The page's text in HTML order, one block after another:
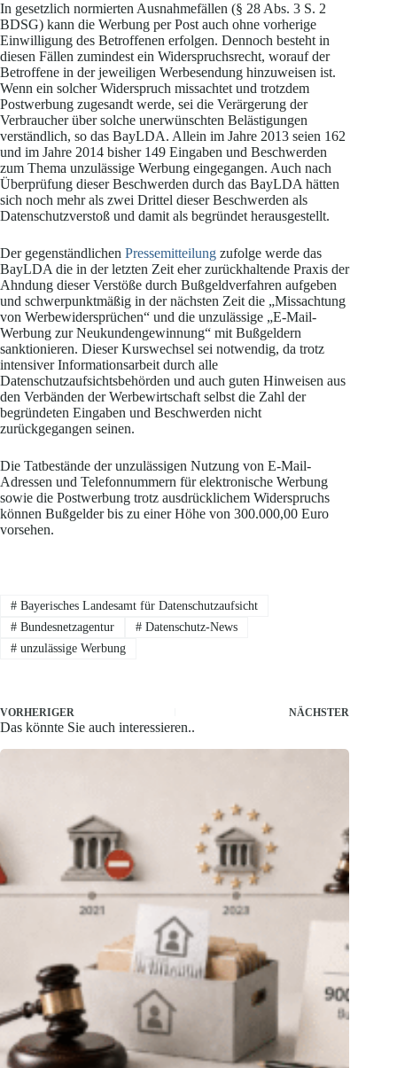
In gesetzlich normierten Ausnahmefällen (§ 28 Abs. 3 S. 2
BDSG) kann die Werbung per Post auch ohne vorherige
Einwilligung des Betroffenen erfolgen. Dennoch besteht in
diesen Fällen zumindest ein Widerspruchsrecht, worauf der
Betroffene in der jeweiligen Werbesendung hinzuweisen ist.
Wenn ein solcher Widerspruch missachtet und trotzdem
Postwerbung zugesandt werde, sei die Verärgerung der
Verbraucher über solche unerwünschten Belästigungen
verständlich, so das BayLDA. Allein im Jahre 2013 seien 162
und im Jahre 2014 bisher 149 Eingaben und Beschwerden
zum Thema unzulässige Werbung eingegangen. Auch nach
Überprüfung dieser Beschwerden durch das BayLDA hätten
sich noch mehr als zwei Drittel dieser Beschwerden als
Datenschutzverstoß und damit als begründet herausgestellt.
Der gegenständlichen Pressemitteilung zufolge werde das
BayLDA die in der letzten Zeit eher zurückhaltende Praxis der
Ahndung dieser Verstöße durch Bußgeldverfahren aufgeben
und schwerpunktmäßig in der nächsten Zeit die „Missachtung
von Werbewidersprüchen“ und die unzulässige „E-Mail-
Werbung zur Neukundengewinnung“ mit Bußgeldern
sanktionieren. Dieser Kurswechsel sei notwendig, da trotz
intensiver Informationsarbeit durch alle
Datenschutzaufsichtsbehörden und auch guten Hinweisen aus
den Verbänden der Werbewirtschaft selbst die Zahl der
begründeten Eingaben und Beschwerden nicht
zurückgegangen seinen.
Die Tatbestände der unzulässigen Nutzung von E-Mail-
Adressen und Telefonnummern für elektronische Werbung
sowie die Postwerbung trotz ausdrücklichem Widerspruchs
können Bußgelder bis zu einer Höhe von 300.000,00 Euro
vorsehen.
#Bayerisches Landesamt für Datenschutzaufsicht
#Bundesnetzagentur #Datenschutz-News
#unzulässige Werbung
VORHERIGER NÄCHSTER
Das könnte Sie auch interessieren..